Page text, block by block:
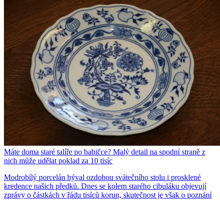
Máte doma staré talíře po babičce? Malý detail na spodní straně z
nich může udělat poklad za 10 tisíc
Modrobílý porcelán býval ozdobou svátečního stolu i prosklené
kredence našich předků. Dnes se kolem starého cibuláku objevují
zprávy o částkách v řádu tisíců korun, skutečnost je však o poznání